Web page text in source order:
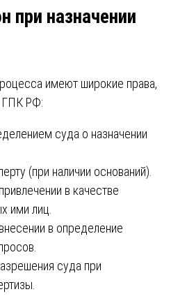
при назначении
имеют широкие права,
ГПК РФ:
суда о назначении
(при наличии оснований).
в качестве
ими лиц.
в определение
суда при